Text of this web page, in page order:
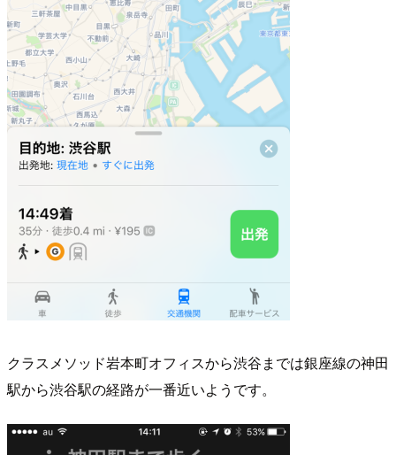
クラスメソッド岩本町オフィスから渋谷までは銀座線の神田
駅から渋谷駅の経路が一番近いようです。